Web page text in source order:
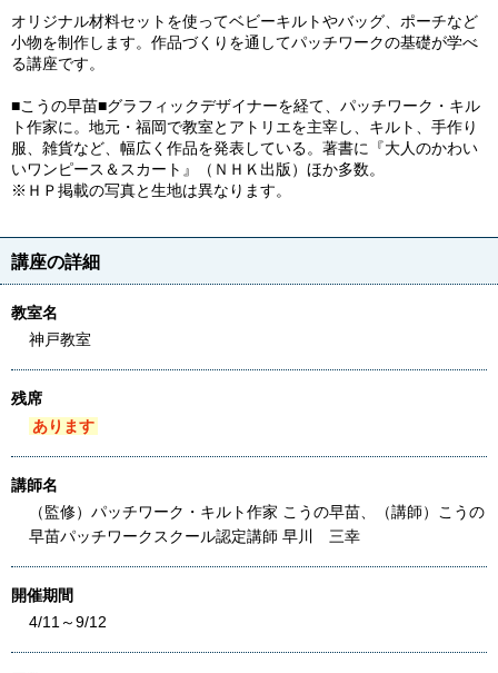
オリジナル材料セットを使ってベビーキルトやバッグ、ポーチなど
小物を制作します。作品づくりを通してパッチワークの基礎が学べ
る講座です。
■こうの早苗■グラフィックデザイナーを経て、パッチワーク・キル
ト作家に。地元・福岡で教室とアトリエを主宰し、キルト、手作り
服、雑貨など、幅広く作品を発表している。著書に『大人のかわい
いワンピース＆スカート』（ＮＨＫ出版）ほか多数。
※ＨＰ掲載の写真と生地は異なります。
講座の詳細
教室名
神戸教室
残席
あります
講師名
（監修）パッチワーク・キルト作家 こうの早苗、（講師）こうの
早苗パッチワークスクール認定講師 早川 三幸
開催期間
4/11～9/12